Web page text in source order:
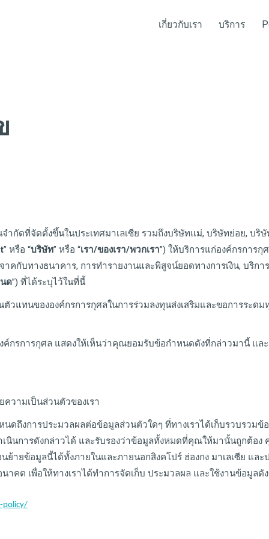
เกี่ยวกับเรา บริการ
จำกัดที่จัดตั้งขึ้นในประเทศมาเลเซีย รวมถึงบริษัทแม่, บริษัทย่อย, บ
” หรือ “บริษัท” หรือ “เรา/ของเรา/พวกเรา”) ให้บริการแก่องค์กรการ
คกับทางธนาคาร, การทำรายงานและพิสูจน์ยอดทางการเงิน, บริ
ด”) ที่ได้ระบุไว้ในที่นี้
ตัวแทนขององค์กรการกุศลในการร่วมลงทุนส่งเสริมและขอการระ
กรการกุศล แสดงให้เห็นว่าคุณยอมรับข้อกำหนดดังที่กล่าวมานี้ แ
วามเป็นส่วนตัวของเรา
นดถึงการประมวลผลต่อข้อมูลส่วนตัวใดๆ ที่ทางเราได้เก็บรวบรว
นินการดังกล่าวได้ และรับรองว่าข้อมูลทั้งหมดที่คุณให้มานั้นถูกต้อง
ายข้อมูลนี้ได้ทั้งภายในและภายนอกสิงคโปร์ ฮ่องกง มาเลเซีย แล
คต เพื่อให้ทางเราได้ทำการจัดเก็บ ประมวลผล และใช้งานข้อมูลดั
policy/